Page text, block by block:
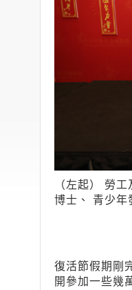
（左起） 勞
博士、 青少年
復活節假期剛
開參加一些幾